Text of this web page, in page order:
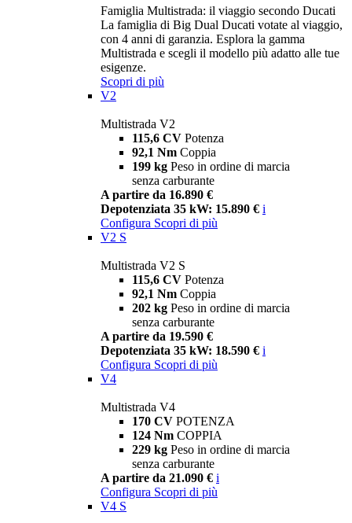
Famiglia Multistrada: il viaggio secondo Ducati
La famiglia di Big Dual Ducati votate al viaggio,
con 4 anni di garanzia. Esplora la gamma
Multistrada e scegli il modello più adatto alle tue
esigenze.
Scopri di più
V2
Multistrada V2
115,6 CV Potenza
92,1 Nm Coppia
199 kg Peso in ordine di marcia
senza carburante
A partire da 16.890 €
Depotenziata 35 kW: 15.890 € i
Configura Scopri di più
V2 S
Multistrada V2 S
115,6 CV Potenza
92,1 Nm Coppia
202 kg Peso in ordine di marcia
senza carburante
A partire da 19.590 €
Depotenziata 35 kW: 18.590 € i
Configura Scopri di più
V4
Multistrada V4
170 CV POTENZA
124 Nm COPPIA
229 kg Peso in ordine di marcia
senza carburante
A partire da 21.090 € i
Configura Scopri di più
V4 S